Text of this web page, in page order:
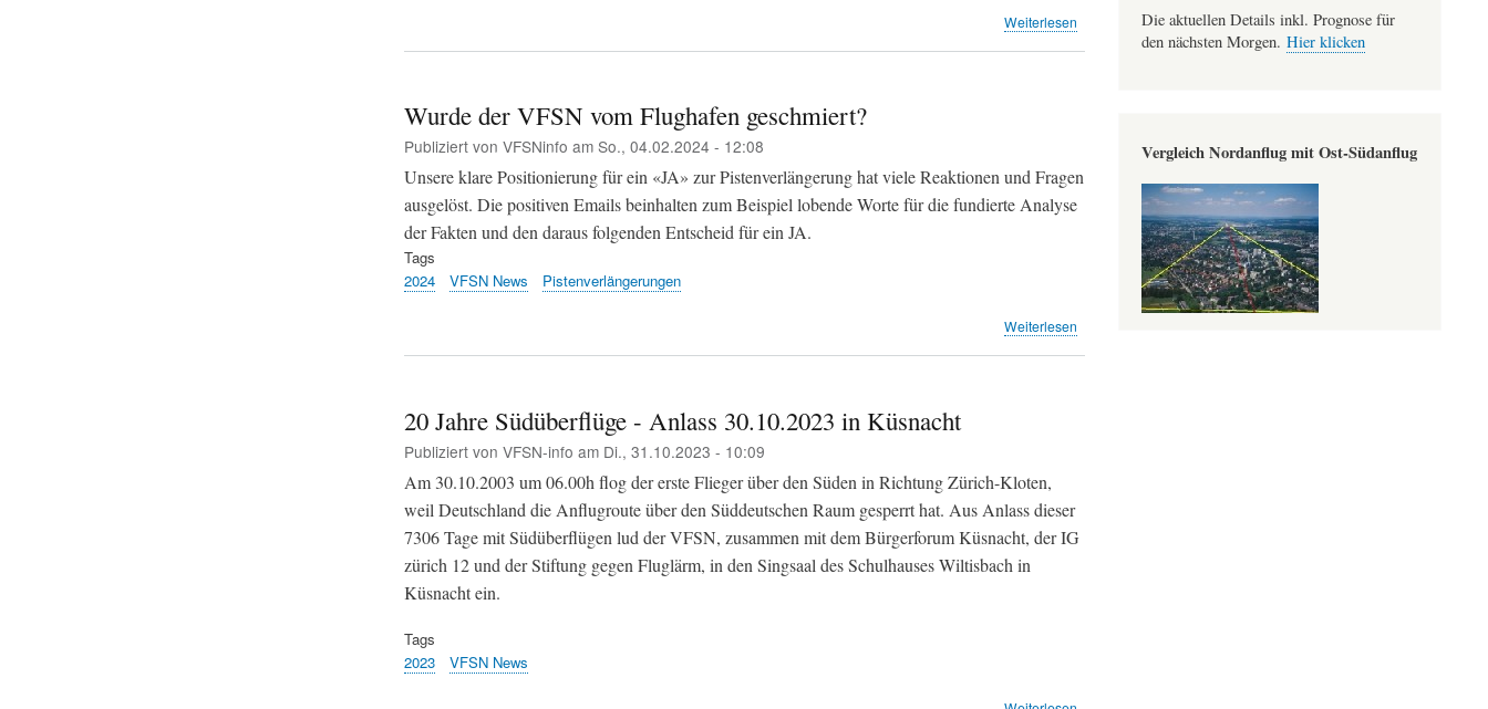
Weiterlesen
geschmiert?»
Wurde der VFSN vom Flughafen geschmiert?
Publiziert von VFSNinfo am So., 04.02.2024 - 12:08
Unsere klare Positionierung für ein «JA» zur Pistenverlängerung hat viele Reaktionen und Fragen
ausgelöst. Die positiven Emails beinhalten zum Beispiel lobende Worte für die fundierte Analyse
der Fakten und den daraus folgenden Entscheid für ein JA.
Tags
2024
VFSN News Pistenverlängerungen
Weiterlesen
20 Jahre Südüberflüge - Anlass 30.10.2023 in Küsnacht
Publiziert von VFSN-info am Di., 31.10.2023 - 10:09
Am 30.10.2003 um 06.00h flog der erste Flieger über den Süden in Richtung Zürich-Kloten,
weil Deutschland die Anflugroute über den Süddeutschen Raum gesperrt hat. Aus Anlass dieser
7306 Tage mit Südüberflügen lud der VFSN, zusammen mit dem Bürgerforum Küsnacht, der IG
zürich 12 und der Stiftung gegen Fluglärm, in den Singsaal des Schulhauses Wiltisbach in
Küsnacht ein.
Tags
2023
VFSN News
Die aktuellen Details inkl. Prognose für
den nächsten Morgen. Hier klicken
Vergleich Nordanflug mit Ost-Südanflug